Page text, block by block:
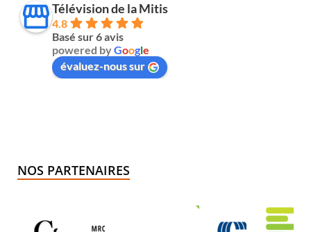
Télévision de la Mitis
4.8
Basé sur 6 avis
powered byGoogle
évaluez-nous sur
NOS PARTENAIRES